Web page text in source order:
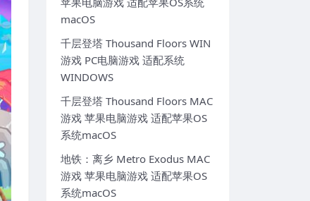
macOS
千层登塔 Thousand Floors WIN
游戏 PC电脑游戏 适配系统
WINDOWS
千层登塔 Thousand Floors MAC
游戏 苹果电脑游戏 适配苹果OS
系统macOS
地铁：离乡 Metro Exodus MAC
游戏 苹果电脑游戏 适配苹果OS
系统macOS